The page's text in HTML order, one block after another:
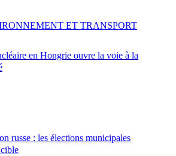
en Hongrie ouvre la voie à la
ET TRANSPORT
russe : les élections municipales